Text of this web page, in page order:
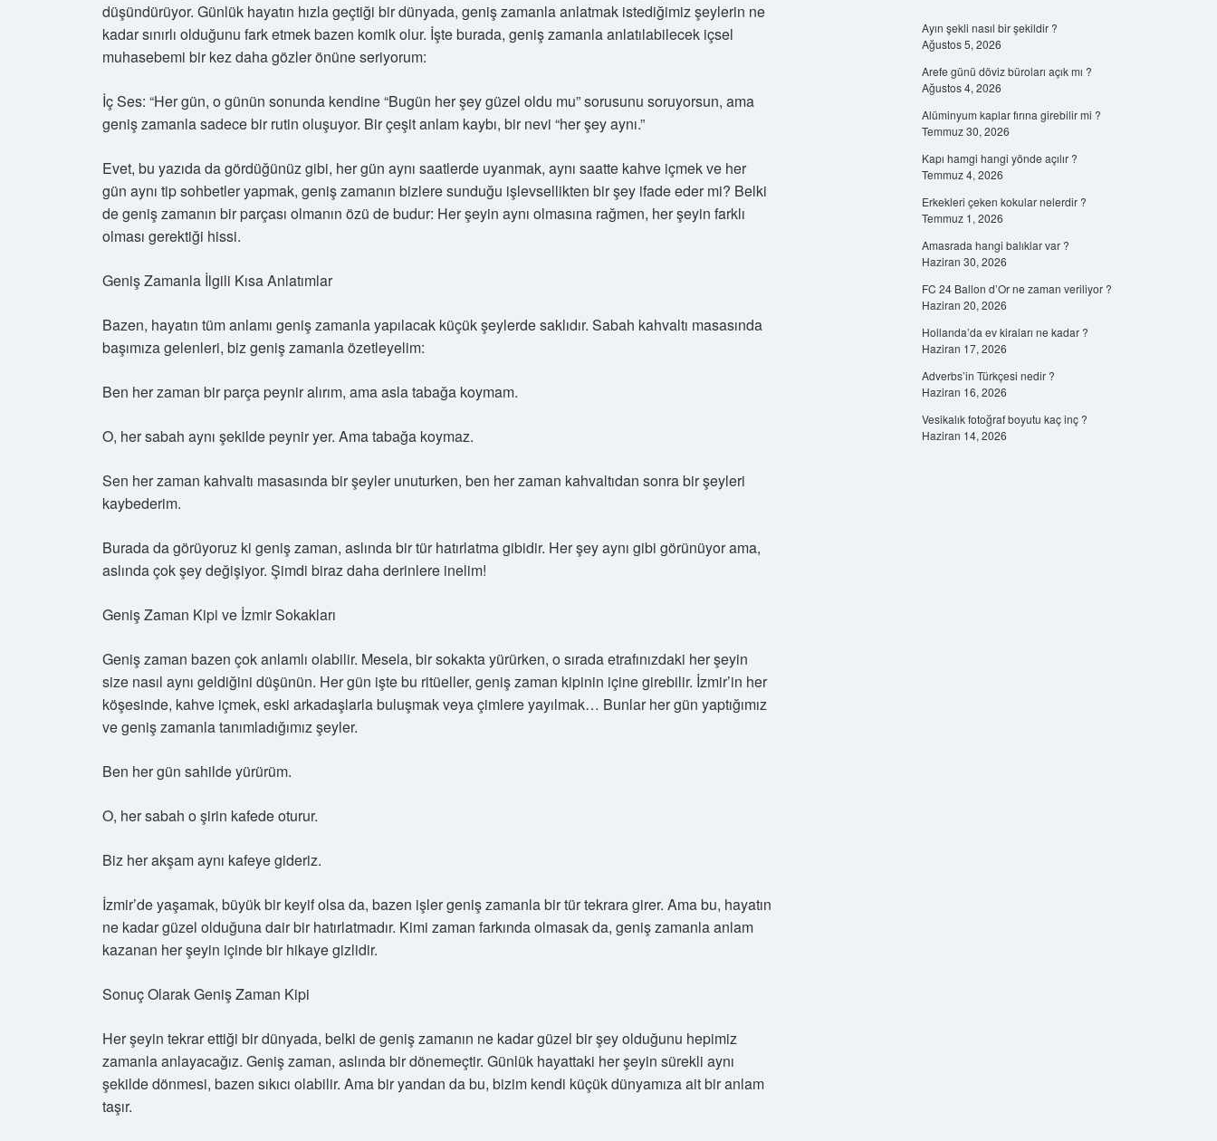
düşündürüyor. Günlük hayatın hızla geçtiği bir dünyada, geniş zamanla anlatmak istediğimiz şeylerin ne
kadar sınırlı olduğunu fark etmek bazen komik olur. İşte burada, geniş zamanla anlatılabilecek içsel
muhasebemi bir kez daha gözler önüne seriyorum:
İç Ses: “Her gün, o günün sonunda kendine “Bugün her şey güzel oldu mu” sorusunu soruyorsun, ama
geniş zamanla sadece bir rutin oluşuyor. Bir çeşit anlam kaybı, bir nevi “her şey aynı.”
Evet, bu yazıda da gördüğünüz gibi, her gün aynı saatlerde uyanmak, aynı saatte kahve içmek ve her
gün aynı tip sohbetler yapmak, geniş zamanın bizlere sunduğu işlevsellikten bir şey ifade eder mi? Belki
de geniş zamanın bir parçası olmanın özü de budur: Her şeyin aynı olmasına rağmen, her şeyin farklı
olması gerektiği hissi.
Geniş Zamanla İlgili Kısa Anlatımlar
Bazen, hayatın tüm anlamı geniş zamanla yapılacak küçük şeylerde saklıdır. Sabah kahvaltı masasında
başımıza gelenleri, biz geniş zamanla özetleyelim:
Ben her zaman bir parça peynir alırım, ama asla tabağa koymam.
O, her sabah aynı şekilde peynir yer. Ama tabağa koymaz.
Sen her zaman kahvaltı masasında bir şeyler unuturken, ben her zaman kahvaltıdan sonra bir şeyleri
kaybederim.
Burada da görüyoruz ki geniş zaman, aslında bir tür hatırlatma gibidir. Her şey aynı gibi görünüyor ama,
aslında çok şey değişiyor. Şimdi biraz daha derinlere inelim!
Geniş Zaman Kipi ve İzmir Sokakları
Geniş zaman bazen çok anlamlı olabilir. Mesela, bir sokakta yürürken, o sırada etrafınızdaki her şeyin
size nasıl aynı geldiğini düşünün. Her gün işte bu ritüeller, geniş zaman kipinin içine girebilir. İzmir’in her
köşesinde, kahve içmek, eski arkadaşlarla buluşmak veya çimlere yayılmak… Bunlar her gün yaptığımız
ve geniş zamanla tanımladığımız şeyler.
Ben her gün sahilde yürürüm.
O, her sabah o şirin kafede oturur.
Biz her akşam aynı kafeye gideriz.
İzmir’de yaşamak, büyük bir keyif olsa da, bazen işler geniş zamanla bir tür tekrara girer. Ama bu, hayatın
ne kadar güzel olduğuna dair bir hatırlatmadır. Kimi zaman farkında olmasak da, geniş zamanla anlam
kazanan her şeyin içinde bir hikaye gizlidir.
Sonuç Olarak Geniş Zaman Kipi
Her şeyin tekrar ettiği bir dünyada, belki de geniş zamanın ne kadar güzel bir şey olduğunu hepimiz
zamanla anlayacağız. Geniş zaman, aslında bir dönemeçtir. Günlük hayattaki her şeyin sürekli aynı
şekilde dönmesi, bazen sıkıcı olabilir. Ama bir yandan da bu, bizim kendi küçük dünyamıza ait bir anlam
taşır.
Ayın şekli nasıl bir şekildir ?
Ağustos 5, 2026
Arefe günü döviz büroları açık mı ?
Ağustos 4, 2026
Alüminyum kaplar fırına girebilir mi ?
Temmuz 30, 2026
Kapı hamgi hangi yönde açılır ?
Temmuz 4, 2026
Erkekleri çeken kokular nelerdir ?
Temmuz 1, 2026
Amasrada hangi balıklar var ?
Haziran 30, 2026
FC 24 Ballon d’Or ne zaman veriliyor ?
Haziran 20, 2026
Hollanda’da ev kiraları ne kadar ?
Haziran 17, 2026
Adverbs’in Türkçesi nedir ?
Haziran 16, 2026
Vesikalık fotoğraf boyutu kaç inç ?
Haziran 14, 2026